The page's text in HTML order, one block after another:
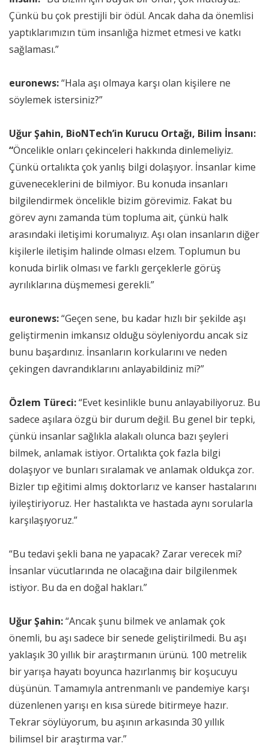
Çünkü bu çok prestijli bir ödül. Ancak daha da önemlisi
yaptıklarımızın tüm insanlığa hizmet etmesi ve katkı
sağlaması.”
euronews:“Hala aşı olmaya karşı olan kişilere ne
söylemek istersiniz?”
Uğur Şahin, BioNTech’in Kurucu Ortağı, Bilim İnsanı:
“Öncelikle onları çekinceleri hakkında dinlemeliyiz.
Çünkü ortalıkta çok yanlış bilgi dolaşıyor. İnsanlar kime
güveneceklerini de bilmiyor. Bu konuda insanları
bilgilendirmek öncelikle bizim görevimiz. Fakat bu
görev aynı zamanda tüm topluma ait, çünkü halk
arasındaki iletişimi korumalıyız. Aşı olan insanların diğer
kişilerle iletişim halinde olması elzem. Toplumun bu
konuda birlik olması ve farklı gerçeklerle görüş
ayrılıklarına düşmemesi gerekli.”
euronews:“Geçen sene, bu kadar hızlı bir şekilde aşı
geliştirmenin imkansız olduğu söyleniyordu ancak siz
bunu başardınız. İnsanların korkularını ve neden
çekingen davrandıklarını anlayabildiniz mi?”
Özlem Türeci:“Evet kesinlikle bunu anlayabiliyoruz. Bu
sadece aşılara özgü bir durum değil. Bu genel bir tepki,
çünkü insanlar sağlıkla alakalı olunca bazı şeyleri
bilmek, anlamak istiyor. Ortalıkta çok fazla bilgi
dolaşıyor ve bunları sıralamak ve anlamak oldukça zor.
Bizler tıp eğitimi almış doktorlarız ve kanser hastalarını
iyileştiriyoruz. Her hastalıkta ve hastada aynı sorularla
karşılaşıyoruz.”
“Bu tedavi şekli bana ne yapacak? Zarar verecek mi?
İnsanlar vücutlarında ne olacağına dair bilgilenmek
istiyor. Bu da en doğal hakları.”
Uğur Şahin:“Ancak şunu bilmek ve anlamak çok
önemli, bu aşı sadece bir senede geliştirilmedi. Bu aşı
yaklaşık 30 yıllık bir araştırmanın ürünü. 100 metrelik
bir yarışa hayatı boyunca hazırlanmış bir koşucuyu
düşünün. Tamamıyla antrenmanlı ve pandemiye karşı
düzenlenen yarışı en kısa sürede bitirmeye hazır.
Tekrar söylüyorum, bu aşının arkasında 30 yıllık
bilimsel bir araştırma var.”